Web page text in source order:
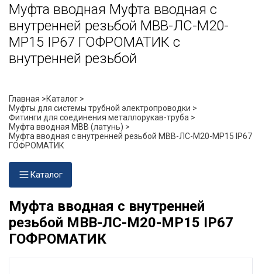
Муфта вводная Муфта вводная с
внутренней резьбой МВВ-ЛС-М20-
МР15 IP67 ГОФРОМАТИК с
внутренней резьбой
Главная >Каталог >
Муфты для системы трубной электропроводки >
Фитинги для соединения металлорукав-труба >
Муфта вводная МВВ (латунь) >
Муфта вводная с внутренней резьбой МВВ-ЛС-М20-МР15 IP67
ГОФРОМАТИК
Каталог
Муфта вводная с внутренней
резьбой МВВ-ЛС-М20-МР15 IP67
ГОФРОМАТИК